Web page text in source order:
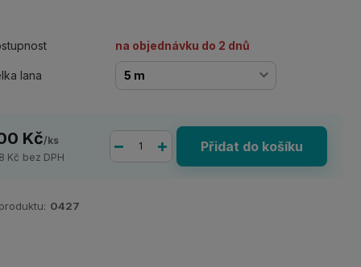
na objednávku do 2 dnů
lana
Kč/ks
Kč bez DPH
Přidat do košíku
0427